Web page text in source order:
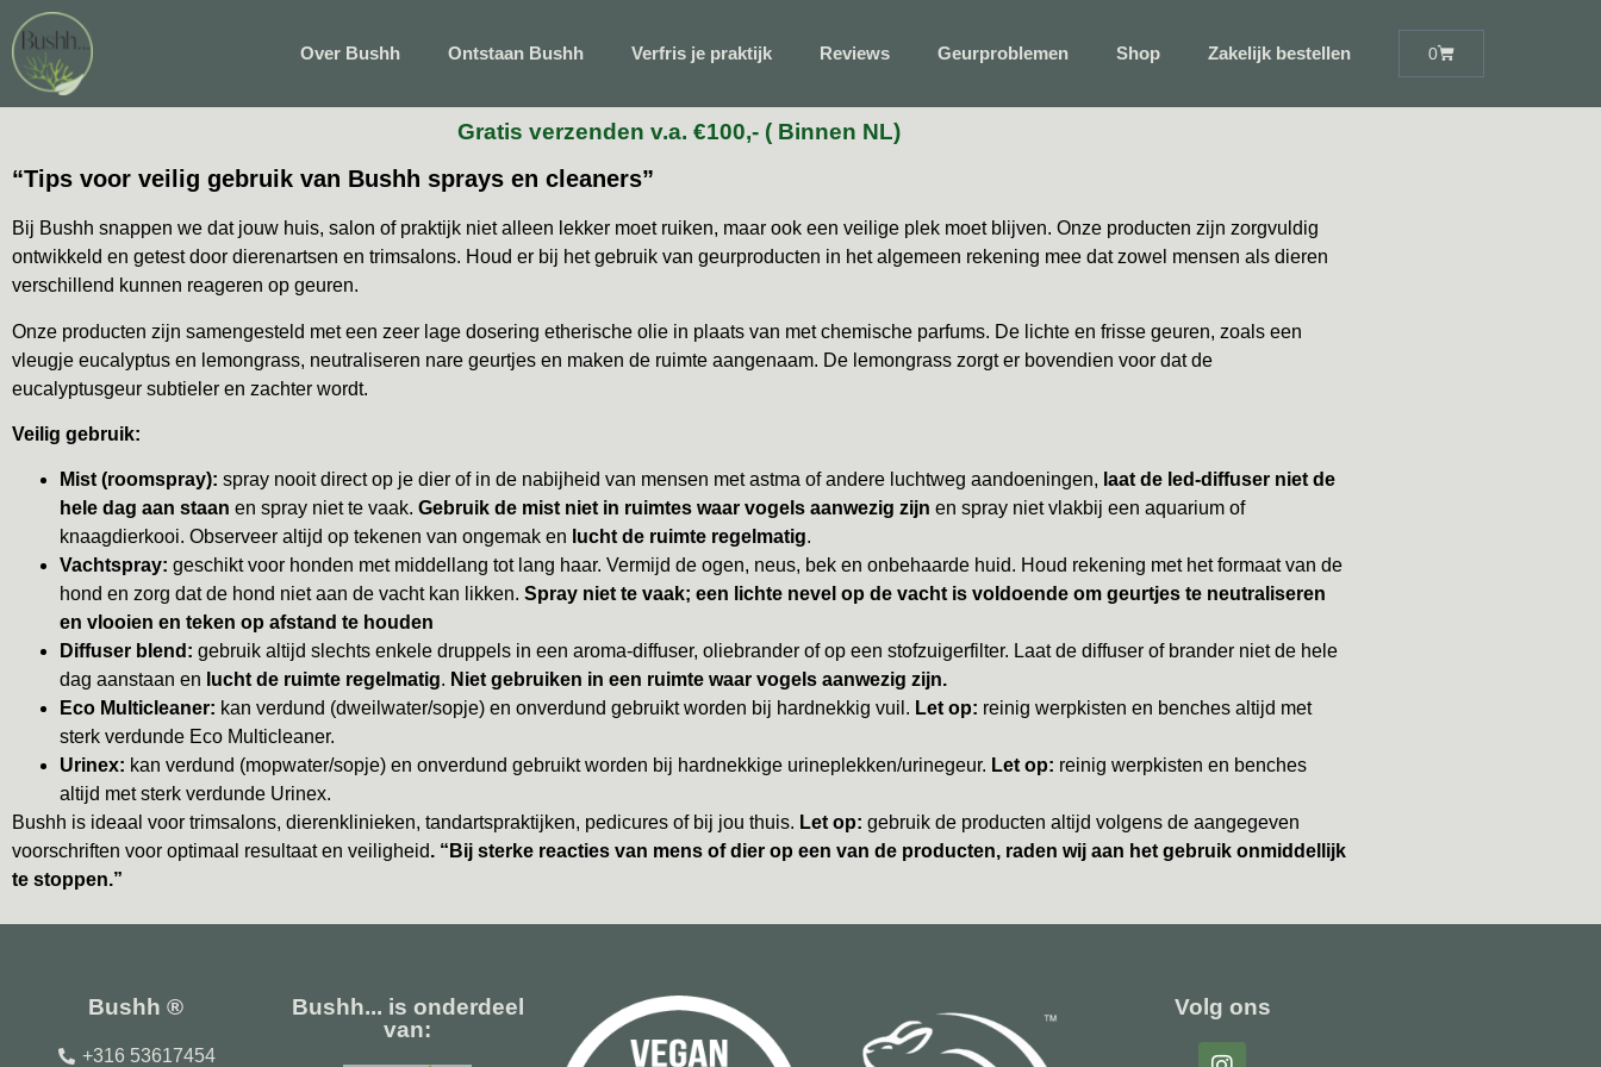
Over Bushh Ontstaan Bushh Verfris je praktijk Reviews Geurproblemen Shop Zakelijk bestellen 0
Gratis verzenden v.a. €100,- ( Binnen NL)
“Tips voor veilig gebruik van Bushh sprays en cleaners”
Bij Bushh snappen we dat jouw huis, salon of praktijk niet alleen lekker moet ruiken, maar ook een veilige plek moet blijven. Onze producten zijn zorgvuldig
ontwikkeld en getest door dierenartsen en trimsalons. Houd er bij het gebruik van geurproducten in het algemeen rekening mee dat zowel mensen als dieren
verschillend kunnen reageren op geuren.
Onze producten zijn samengesteld met een zeer lage dosering etherische olie in plaats van met chemische parfums. De lichte en frisse geuren, zoals een
vleugje eucalyptus en lemongrass, neutraliseren nare geurtjes en maken de ruimte aangenaam. De lemongrass zorgt er bovendien voor dat de
eucalyptusgeur subtieler en zachter wordt.
Veilig gebruik:
Mist (roomspray): spray nooit direct op je dier of in de nabijheid van mensen met astma of andere luchtweg aandoeningen, laat de led-diffuser niet de
hele dag aan staan en spray niet te vaak. Gebruik de mist niet in ruimtes waar vogels aanwezig zijn en spray niet vlakbij een aquarium of
knaagdierkooi. Observeer altijd op tekenen van ongemak en lucht de ruimte regelmatig.
Vachtspray: geschikt voor honden met middellang tot lang haar. Vermijd de ogen, neus, bek en onbehaarde huid. Houd rekening met het formaat van de
hond en zorg dat de hond niet aan de vacht kan likken. Spray niet te vaak; een lichte nevel op de vacht is voldoende om geurtjes te neutraliseren
en vlooien en teken op afstand te houden
Diffuser blend: gebruik altijd slechts enkele druppels in een aroma-diffuser, oliebrander of op een stofzuigerfilter. Laat de diffuser of brander niet de hele
dag aanstaan en lucht de ruimte regelmatig. Niet gebruiken in een ruimte waar vogels aanwezig zijn.
Eco Multicleaner: kan verdund (dweilwater/sopje) en onverdund gebruikt worden bij hardnekkig vuil. Let op: reinig werpkisten en benches altijd met
sterk verdunde Eco Multicleaner.
Urinex: kan verdund (mopwater/sopje) en onverdund gebruikt worden bij hardnekkige urineplekken/urinegeur. Let op: reinig werpkisten en benches
altijd met sterk verdunde Urinex.
Bushh is ideaal voor trimsalons, dierenklinieken, tandartspraktijken, pedicures of bij jou thuis. Let op: gebruik de producten altijd volgens de aangegeven
voorschriften voor optimaal resultaat en veiligheid. “Bij sterke reacties van mens of dier op een van de producten, raden wij aan het gebruik onmiddellijk
te stoppen.”
Bushh ®
+316 53617454
Bushh... is onderdeel
van:
Volg ons